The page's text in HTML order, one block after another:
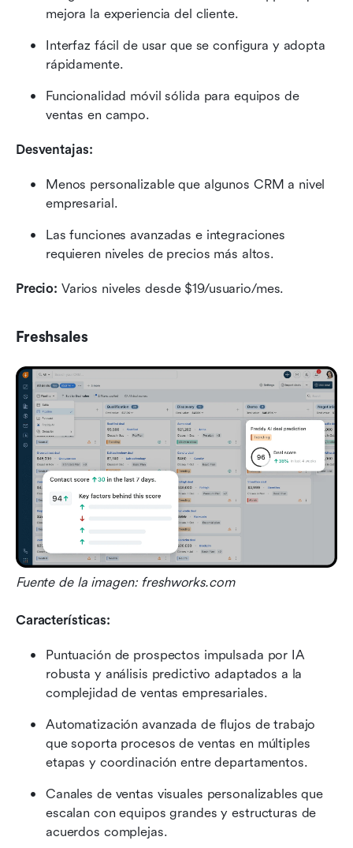
mejora la experiencia del cliente.
Interfaz fácil de usar que se configura y adopta
rápidamente.
Funcionalidad móvil sólida para equipos de
ventas en campo.
Desventajas:
Menos personalizable que algunos CRM a nivel
empresarial.
Las funciones avanzadas e integraciones
requieren niveles de precios más altos.
Precio: Varios niveles desde $19/usuario/mes.
Freshsales
Fuente de la imagen: freshworks.com
Características:
Puntuación de prospectos impulsada por IA
robusta y análisis predictivo adaptados a la
complejidad de ventas empresariales.
Automatización avanzada de flujos de trabajo
que soporta procesos de ventas en múltiples
etapas y coordinación entre departamentos.
Canales de ventas visuales personalizables que
escalan con equipos grandes y estructuras de
acuerdos complejas.